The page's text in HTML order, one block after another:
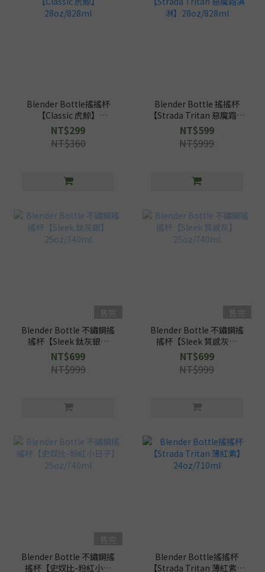
Blender Bottle搖搖杯
【Classic 虎鯨】
28oz/828ml
NT$299
NT$360
Blender Bottle 搖搖杯
【Strada Tritan 惡魔霜淇
淋】28oz/828ml
NT$599
NT$999
Blender Bottle 不鏽鋼搖
搖杯【Sleek 鈦灰銀】
25oz/740ml
NT$699
NT$999
Blender Bottle 不鏽鋼搖
搖杯【Sleek 質感灰】
25oz/740ml
NT$699
NT$999
Blender Bottle 不鏽鋼搖
搖杯【史奴比-粉紅小日
Blender Bottle搖搖杯
【Strada Tritan 薄紅紫】